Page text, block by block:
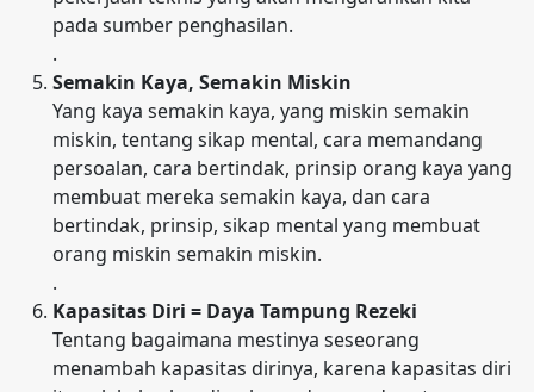
pada sumber penghasilan.
.
Semakin Kaya, Semakin Miskin
Yang kaya semakin kaya, yang miskin semakin
miskin, tentang sikap mental, cara memandang
persoalan, cara bertindak, prinsip orang kaya yang
membuat mereka semakin kaya, dan cara
bertindak, prinsip, sikap mental yang membuat
orang miskin semakin miskin.
.
Kapasitas Diri = Daya Tampung Rezeki
Tentang bagaimana mestinya seseorang
menambah kapasitas dirinya, karena kapasitas diri